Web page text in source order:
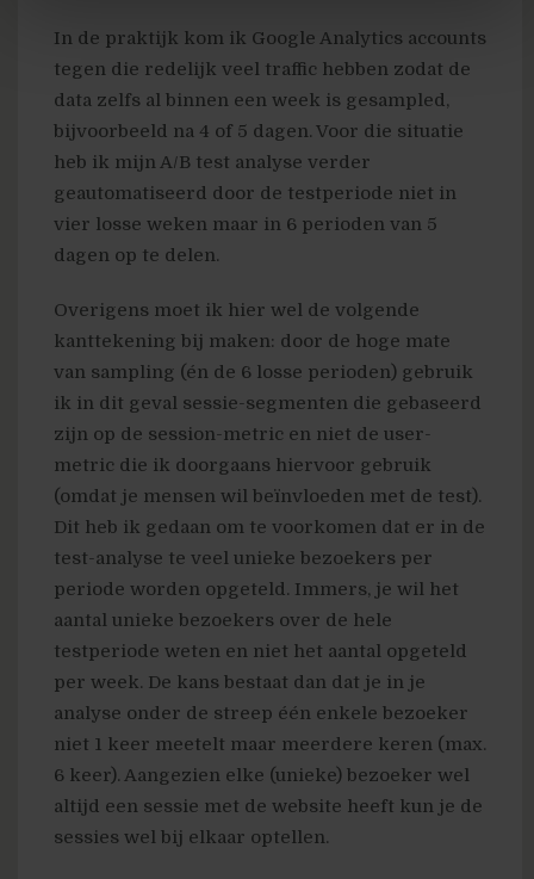
In de praktijk kom ik Google Analytics accounts
tegen die redelijk veel traffic hebben zodat de
data zelfs al binnen een week is gesampled,
bijvoorbeeld na 4 of 5 dagen. Voor die situatie
heb ik mijn A/B test analyse verder
geautomatiseerd door de testperiode niet in
vier losse weken maar in 6 perioden van 5
dagen op te delen.
Overigens moet ik hier wel de volgende
kanttekening bij maken: door de hoge mate
van sampling (én de 6 losse perioden) gebruik
ik in dit geval sessie-segmenten die gebaseerd
zijn op de session-metric en niet de user-
metric die ik doorgaans hiervoor gebruik
(omdat je mensen wil beïnvloeden met de test).
Dit heb ik gedaan om te voorkomen dat er in de
test-analyse te veel unieke bezoekers per
periode worden opgeteld. Immers, je wil het
aantal unieke bezoekers over de hele
testperiode weten en niet het aantal opgeteld
per week. De kans bestaat dan dat je in je
analyse onder de streep één enkele bezoeker
niet 1 keer meetelt maar meerdere keren (max.
6 keer). Aangezien elke (unieke) bezoeker wel
altijd een sessie met de website heeft kun je de
sessies wel bij elkaar optellen.